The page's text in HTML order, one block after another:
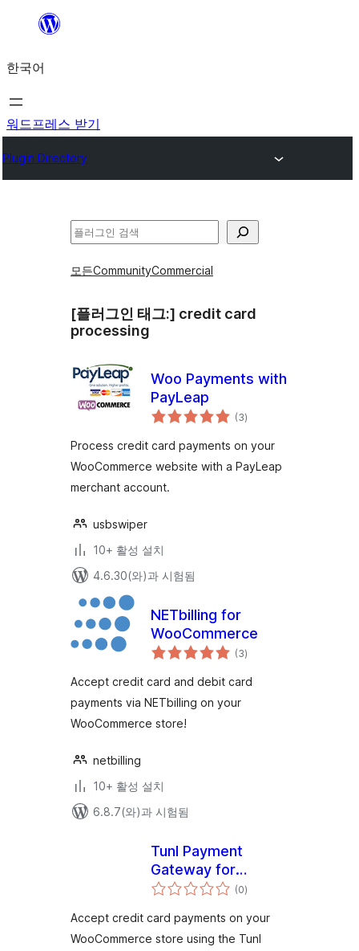
츠
로
바
가
한국어
워드프레스 받기
Plugin Directory
검
모든CommunityCommercial
[플러그인 태그:] credit card
processing
Woo Payments with
PayLeap
(3전
체
점
)
Process credit card payments on your
WooCommerce website with a PayLeap
merchant account.
usbswiper
10+ 활성 설치
4.6.30(와)과 시험됨
NETbilling for
WooCommerce
(3전
체
점
)
Accept credit card and debit card
payments via NETbilling on your
WooCommerce store!
netbilling
10+ 활성 설치
6.8.7(와)과 시험됨
Tunl Payment
Gateway for
WooCommerce
(0전
체
점
)
Accept credit card payments on your
WooCommerce store using the Tunl